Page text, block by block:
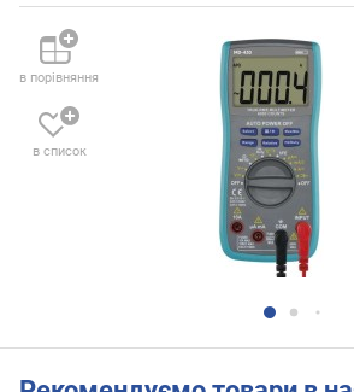
в порівняння
в список